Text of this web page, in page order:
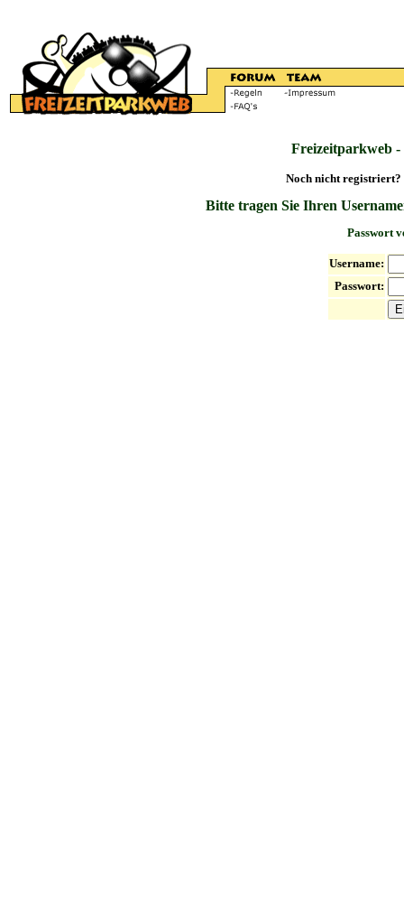
Freizeitparkweb
Noch nicht registriert?
Bitte tragen Sie Ihren
Passwort
Username:
Passwort: